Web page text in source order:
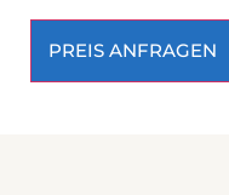
PREIS ANFRAGEN